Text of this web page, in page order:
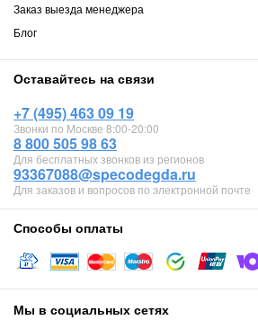
Заказ выезда менеджера
Блог
Оставайтесь на связи
+7 (495) 463 09 19
Звонки по Москве 8:00-20:00
8 800 505 98 63
Для бесплатных звонков из регионов
93367088@specodegda.ru
Для заказов и вопросов по электронной почте
Способы оплаты
Мы в социальных сетях